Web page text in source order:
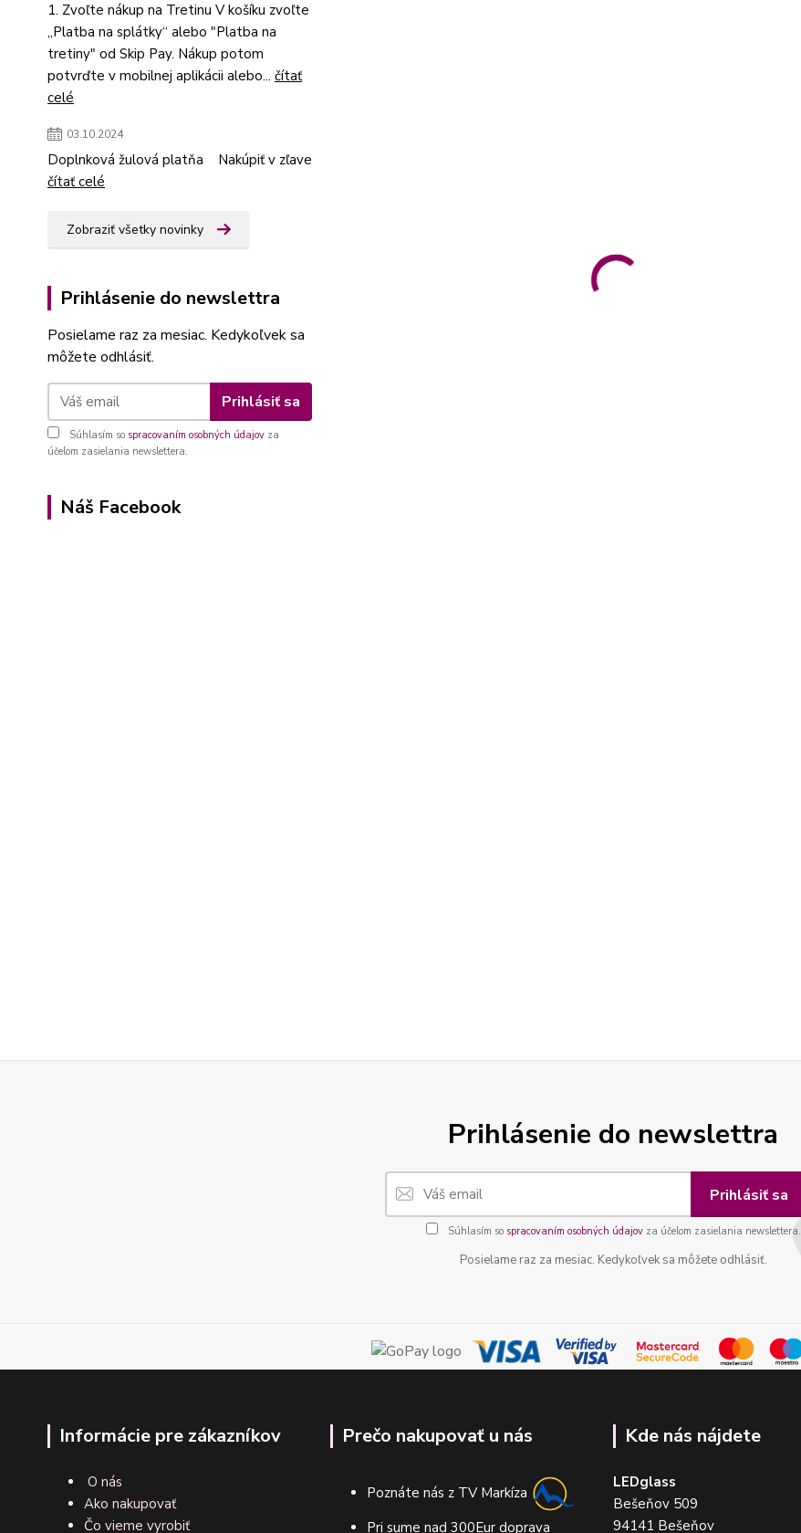
1. Zvoľte nákup na Tretinu V košíku zvoľte
„Platba na splátky“ alebo "Platba na
tretiny" od Skip Pay. Nákup potom
potvrďte v mobilnej aplikácii alebo... čítať
celé
03.10.2024
Doplnková žulová platňa Nakúpiť v zľave
čítať celé
Zobraziť všetky novinky
Prihlásenie do newslettra
Posielame raz za mesiac. Kedykoľvek sa
môžete odhlásiť.
Prihlásiť sa
Súhlasím so spracovaním osobných údajov za
účelom zasielania newslettera.
Náš Facebook
Prihlásenie do newslettra
Prihlásiť sa
Súhlasím so spracovaním osobných údajovza účelom zasielania newslettera.
Posielame raz za mesiac. Kedykoľvek sa môžete odhlásiť.
Informácie pre zákazníkov
O nás
Ako nakupovať
Čo vieme vyrobiť
Prečo nakupovať u nás
Poznáte nás z TV Markíza
Pri sume nad 300Eur doprava
Kde nás nájdete
LEDglass
Bešeňov 509
94141 Bešeňov